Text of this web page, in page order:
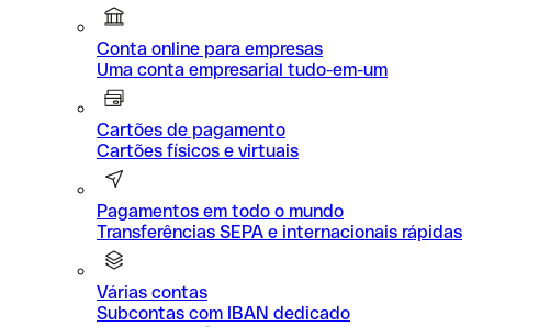
Conta online para empresas
Uma conta empresarial tudo-em-um
Cartões de pagamento
Cartões físicos e virtuais
Pagamentos em todo o mundo
Transferências SEPA e internacionais rápidas
Várias contas
Subcontas com IBAN dedicado